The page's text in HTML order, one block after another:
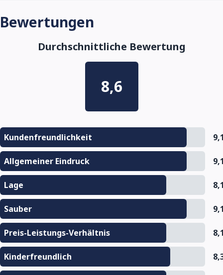
Bewertungen
Durchschnittliche Bewertung
8,6
Kundenfreundlichkeit
Allgemeiner Eindruck
Lage
Sauber
Preis-Leistungs-Verhältnis
Kinderfreundlich